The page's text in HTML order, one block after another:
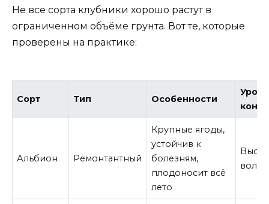
Не все сорта клубники хорошо растут в
ограниченном объёме грунта. Вот те, которые
проверены на практике:
Сорт Тип Особенности
Альбион Ремонтантный
Крупные ягоды,
устойчив к
болезням,
плодоносит всё
лето
волн